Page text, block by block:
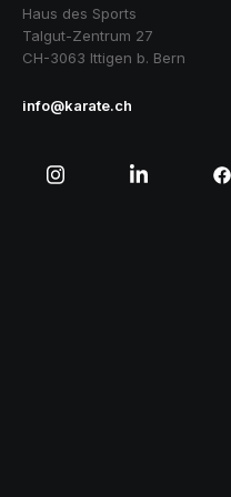
Haus des Sports
Talgut-Zentrum 27
CH-3063 Ittigen b. Bern
info@karate.ch